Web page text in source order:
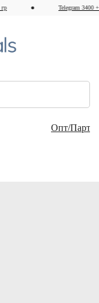
Telegram 3400 +
Опт/